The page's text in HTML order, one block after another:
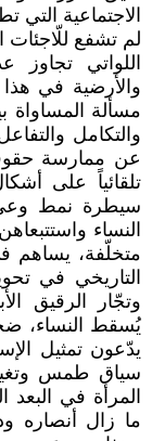
الاجتماعية التي
لم تشفع للّاجئات
والأرضية في
مسألة المساواة
والتكامل
عن ممارسة
تلقائياً على
سيطرة نمط
النساء
متخلّفة، يساهم
التاريخي في
وتجّار الرقيق
يُسقط النساء،
يدّعون تمثيل
سياق طمس
المرأة في
ما زال أنصاره